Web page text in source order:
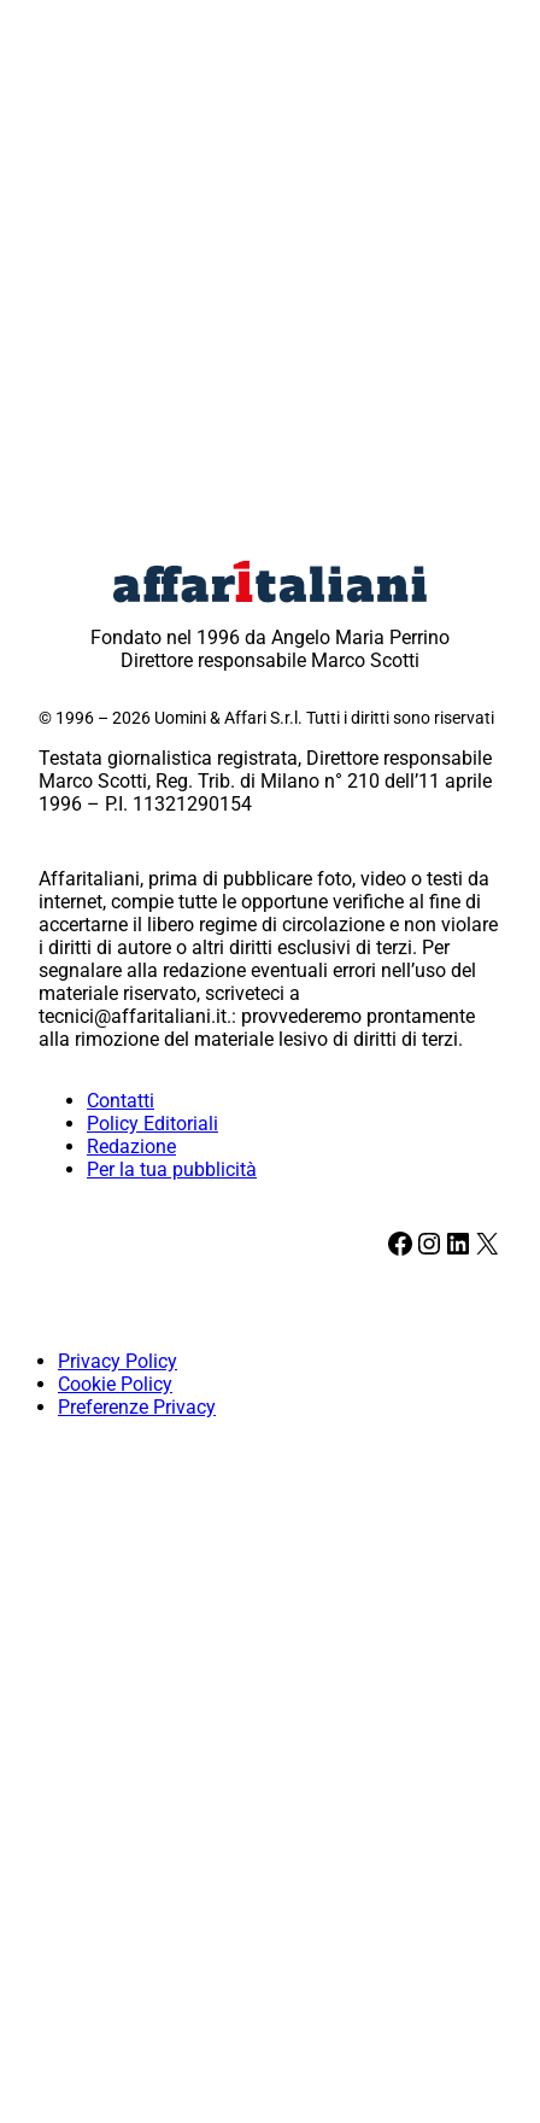
Fondato nel 1996 da Angelo Maria Perrino
Direttore responsabile Marco Scotti
© 1996 – 2026 Uomini & Affari S.r.l. Tutti i diritti sono riservati
Testata giornalistica registrata, Direttore responsabile
Marco Scotti, Reg. Trib. di Milano n° 210 dell’11 aprile
1996 – P.I. 11321290154
Affaritaliani, prima di pubblicare foto, video o testi da
internet, compie tutte le opportune verifiche al fine di
accertarne il libero regime di circolazione e non violare
i diritti di autore o altri diritti esclusivi di terzi. Per
segnalare alla redazione eventuali errori nell’uso del
materiale riservato, scriveteci a
tecnici@affaritaliani.it.: provvederemo prontamente
alla rimozione del materiale lesivo di diritti di terzi.
Contatti
Policy Editoriali
Redazione
Per la tua pubblicità
Facebook Instagram LinkedIn X
Privacy Policy
Cookie Policy
Preferenze Privacy